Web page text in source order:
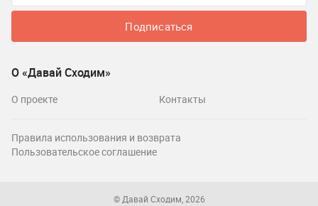
Подписаться
О «Давай Сходим»
О проекте Контакты
Правила использования и возврата
Пользовательское соглашение
© Давай Сходим, 2026